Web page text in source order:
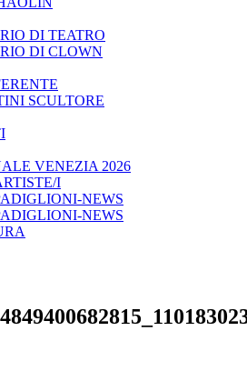
DI TEATRO
DI CLOWN
SCULTORE
VENEZIA 2026
I
NEWS
NEWS